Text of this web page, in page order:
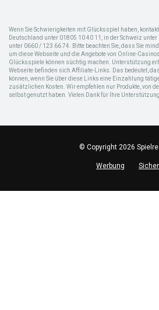
Wenn Sie Schwierigkeiten mit Glücksspiel haben,
Deutschland unter 01805 10 40 11, in der Schweiz
unter 0660 / 123 66 74. Bitte beachten Sie, dass Sie
um diese Webseite und die Angebote von Online-
Glücksspiele können süchtig machen. Unterstützung
Webseite befinden sich Affiliate-Links. Das bedeutet,
können, wenn Sie über diese Links eine Einzahlung
zusätzlichen Kosten. Wir empfehlen nur Produkte, von
selbst genutzt haben. Vielen Dank für Ihre
© Copyright 2026
Werbung